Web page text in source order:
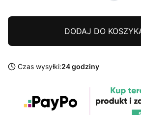
DODAJ DO
Czas wysyłki:24 godziny